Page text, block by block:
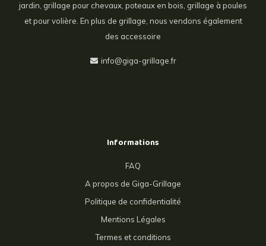
jardin, grillage pour chevaux, poteaux en bois, grillage à poules
et pour volière. En plus de grillage, nous vendons également
des accessoire
info@giga-grillage.fr
Informations
FAQ
A propos de Giga-Grillage
Politique de confidentialité
Mentions Légales
Termes et conditions